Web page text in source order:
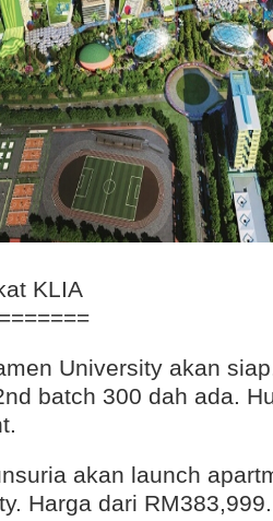
KLIA
University akan
batch 300 dah ada.
akan launch
Harga dari RM383,999.